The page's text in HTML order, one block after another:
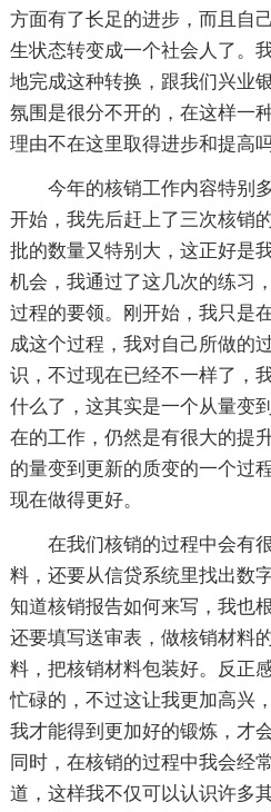
方面有了长足的进步，而且自
生状态转变成一个社会人了。
地完成这种转换，跟我们兴业
氛围是很分不开的，在这样一
理由不在这里取得进步和提高
今年的核销工作内容特别
开始，我先后赶上了三次核销
批的数量又特别大，这正好是
机会，我通过了这几次的练习
过程的要领。刚开始，我只是
成这个过程，我对自己所做的
识，不过现在已经不一样了，
什么了，这其实是一个从量变
在的工作，仍然是有很大的提
的量变到更新的质变的一个过
现在做得更好。
在我们核销的过程中会有
料，还要从信贷系统里找出数
知道核销报告如何来写，我也
还要填写送审表，做核销材料
料，把核销材料包装好。反正
忙碌的，不过这让我更加高兴
我才能得到更加好的锻炼，才
同时，在核销的过程中我会经
道，这样我不仅可以认识许多